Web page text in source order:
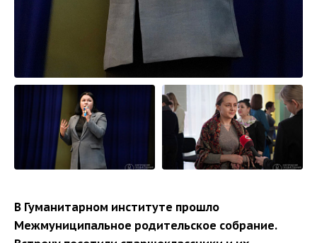
В Гуманитарном институте прошло
Межмуниципальное родительское собрание.